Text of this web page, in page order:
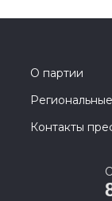
О партии
Контакты